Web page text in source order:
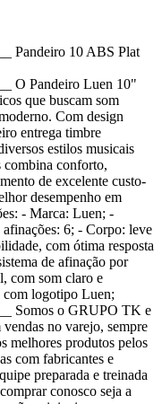
Pandeiro 10 ABS Plat
O Pandeiro Luen 10"
que buscam som
Com design
entrega timbre
estilos musicais
conforto,
de excelente custo-
desempenho em
- Marca: Luen; -
6; - Corpo: leve
com ótima resposta
de afinação por
com som claro e
com logotipo Luen;
Somos o GRUPO TK e
no varejo, sempre
melhores produtos pelos
com fabricantes e
preparada e treinada
conosco seja a